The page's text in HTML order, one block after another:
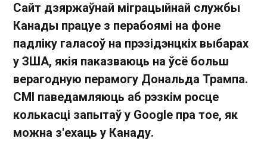
Сайт дзяржаўнай міграцыйнай службы
Канады працуе з перабоямі на фоне
падліку галасоў на прэзідэнцкіх выбарах
у ЗША, якія паказваюць на ўсё больш
верагодную перамогу Дональда Трампа.
СМІ паведамляюць аб рэзкім росце
колькасці запытаў у Google пра тое, як
можна з'ехаць у Канаду.